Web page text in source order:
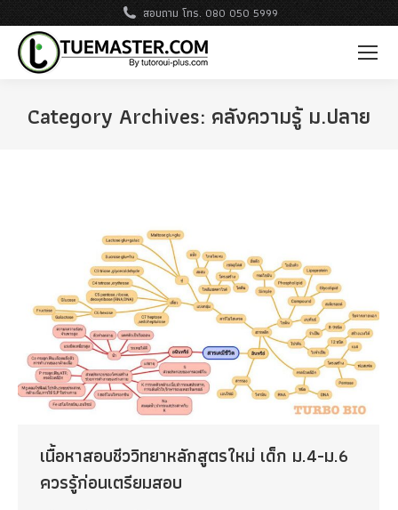
สอบถาม โทร. 080 050 5999
Category Archives: คลังความรู้ ม.ปลาย
เนื้อหาสอบชีววิทยาหลักสูตรใหม่ เด็ก ม.4-ม.6
ควรรู้ก่อนเตรียมสอบ